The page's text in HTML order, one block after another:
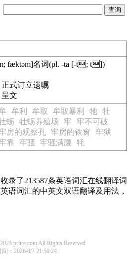
fæktəm]名词(pl. -ta [-t; t])
式订立遗嘱
文
牟利 牟取 牟取暴利 牠 牡
蛎 牡蛎养殖场 牢
牢不可破
房的观察孔 牢房的铁窗
牢狱
靠 牢骚 牢骚满腹 牦
录了213587条英语词汇在线翻译词
语词汇的中英文双语翻译及用法，
pritre.com All Rights Reserved
：2026/8/7 21:50:24